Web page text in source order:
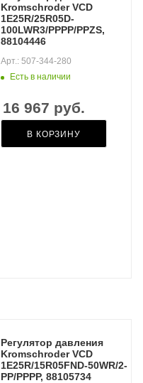
Kromschroder VCD
1E25R/25R05D-
100LWR3/PPPP/PPZS,
88104446
Есть в наличии
Арт.: 507-344-280
16 967 руб.
В КОРЗИНУ
Регулятор давления
Kromschroder VCD
1E25R/15R05FND-50WR/2-
PP/PPPP, 88105734